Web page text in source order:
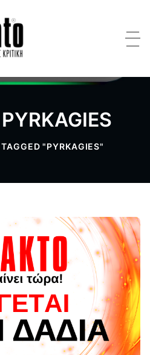
"PYRKAGIES"